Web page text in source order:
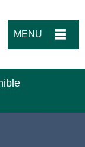
MENU